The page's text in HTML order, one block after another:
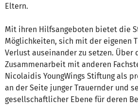
Eltern.
Mit ihren Hilfsangeboten bietet die
Möglichkeiten, sich mit der eigenen
Verlust auseinander zu setzen. Über
Zusammenarbeit mit anderen
Nicolaidis YoungWings Stiftung als
an der Seite junger Trauernder und
gesellschaftlicher Ebene für deren